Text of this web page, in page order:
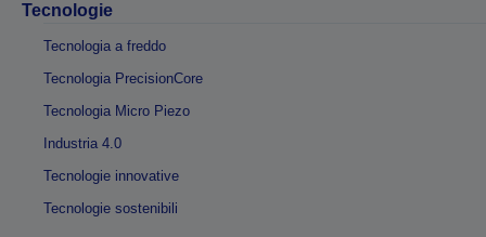
Tecnologie
Tecnologia a freddo
Tecnologia PrecisionCore
Tecnologia Micro Piezo
Industria 4.0
Tecnologie innovative
Tecnologie sostenibili